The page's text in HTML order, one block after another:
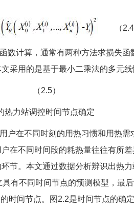
（2.4
计算，通常有两种方法求损失函
采用的是基于最小二乘法的多元
2.5）
力站调控时间节点确定
在不同时刻的用热习惯和用热需
在不同时间段的耗热量往往有所
节。本文通过数据分析辨识出热
有不同时间节点的预测模型，最
时间节点。图2.2是时间节点的确定